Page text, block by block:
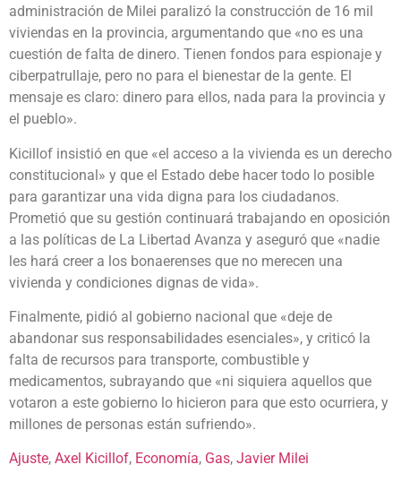
administración de Milei paralizó la construcción de 16 mil
viviendas en la provincia, argumentando que «no es una
cuestión de falta de dinero. Tienen fondos para espionaje y
ciberpatrullaje, pero no para el bienestar de la gente. El
mensaje es claro: dinero para ellos, nada para la provincia y
el pueblo».
Kicillof insistió en que «el acceso a la vivienda es un derecho
constitucional» y que el Estado debe hacer todo lo posible
para garantizar una vida digna para los ciudadanos.
Prometió que su gestión continuará trabajando en oposición
a las políticas de La Libertad Avanza y aseguró que «nadie
les hará creer a los bonaerenses que no merecen una
vivienda y condiciones dignas de vida».
Finalmente, pidió al gobierno nacional que «deje de
abandonar sus responsabilidades esenciales», y criticó la
falta de recursos para transporte, combustible y
medicamentos, subrayando que «ni siquiera aquellos que
votaron a este gobierno lo hicieron para que esto ocurriera, y
millones de personas están sufriendo».
Ajuste, Axel Kicillof, Economía, Gas, Javier Milei